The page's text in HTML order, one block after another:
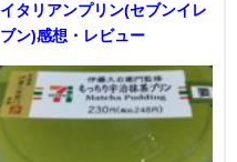
イタリアンプリン(セブンイレ
ブン)感想・レビュー